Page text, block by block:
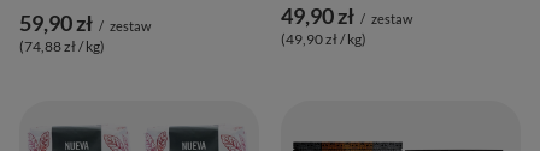
59,90 zł / zestaw
(74,88 zł / kg)
49,90 zł / zestaw
(49,90 zł / kg)